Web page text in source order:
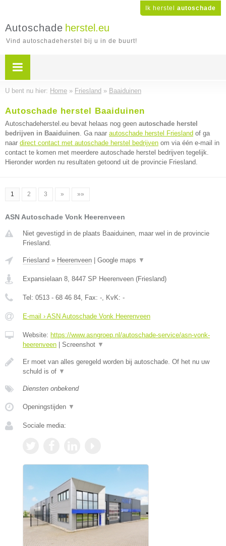
Ik herstel autoschade
Autoschade herstel.eu
Vind autoschadeherstel bij u in de buurt!
U bent nu hier: Home » Friesland » Baaiduinen
Autoschade herstel Baaiduinen
Autoschadeherstel.eu bevat helaas nog geen autoschade herstel
bedrijven in Baaiduinen. Ga naar autoschade herstel Friesland of ga
naar direct contact met autoschade herstel bedrijven om via één e-mail in
contact te komen met meerdere autoschade herstel bedrijven tegelijk.
Hieronder worden nu resultaten getoond uit de provincie Friesland.
1 2 3 » »»
ASN Autoschade Vonk Heerenveen
Niet gevestigd in de plaats Baaiduinen, maar wel in de provincie
Friesland.
Friesland » Heerenveen Google maps ▼
Expansielaan 8, 8447 SP Heerenveen (Friesland)
Tel: 0513 - 68 46 84, Fax: -, KvK: -
E-mail › ASN Autoschade Vonk Heerenveen
Website: https://www.asngroep.nl/autoschade-service/asn-vonk-
heerenveen
Screenshot ▼
Er moet van alles geregeld worden bij autoschade. Of het nu uw
schuld is of ▼
Diensten onbekend
Openingstijden ▼
Sociale media: